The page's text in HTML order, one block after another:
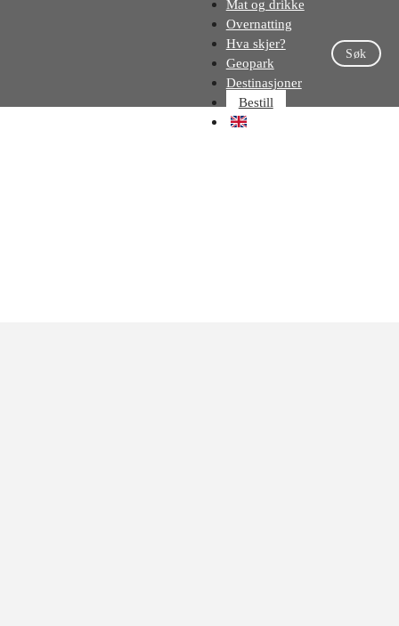
Mat og drikke
Overnatting
Hva skjer?
Geopark
Destinasjoner
Bestill
Søk